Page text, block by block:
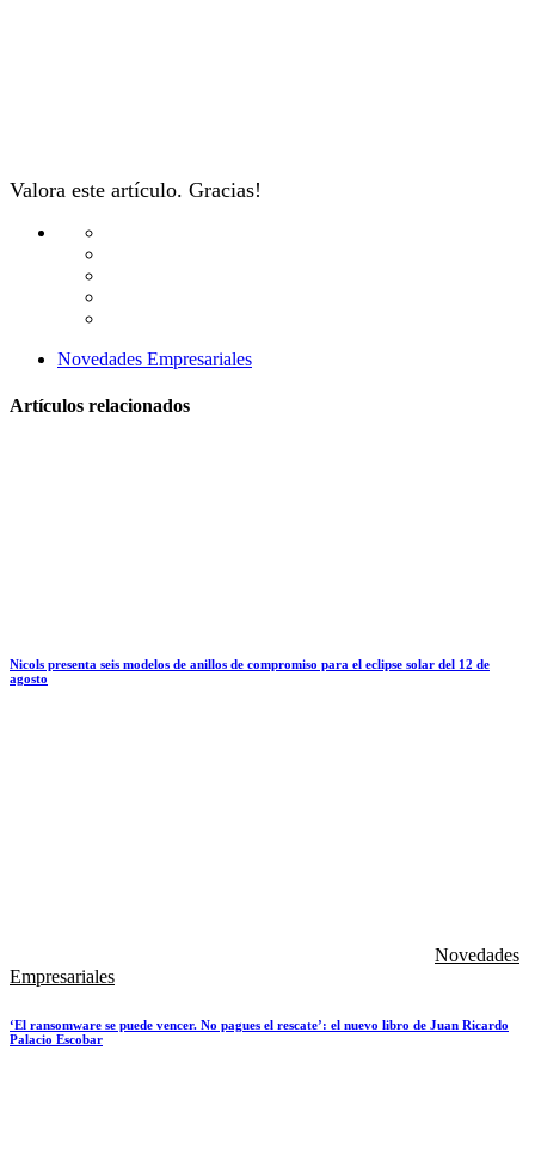
Valora este artículo. Gracias!
Novedades Empresariales
Artículos relacionados
Nicols presenta seis modelos de anillos de compromiso para el eclipse solar del 12 de
agosto
Novedades
Empresariales
‘El ransomware se puede vencer. No pagues el rescate’: el nuevo libro de Juan Ricardo
Palacio Escobar